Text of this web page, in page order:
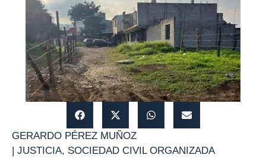
GERARDO PÉREZ MUÑOZ
| JUSTICIA, SOCIEDAD CIVIL ORGANIZADA